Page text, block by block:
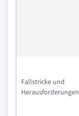
Fallstricke und
Herausforderungen